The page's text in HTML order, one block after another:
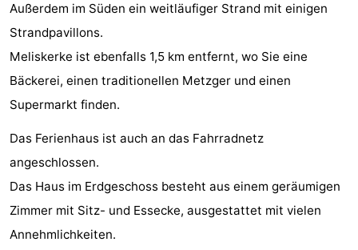
&
tun
-
Museen
-
Galerien
-
Kirchen
-
Leuchtturme
-
Aussichtspunkte
Attraktionen
Außerdem im Süden ein weitläufiger Strand mit einigen
Strandpavillons.
Meliskerke ist ebenfalls 1,5 km entfernt, wo Sie eine
Bäckerei, einen traditionellen Metzger und einen
Supermarkt finden.
Das Ferienhaus ist auch an das Fahrradnetz
angeschlossen.
Das Haus im Erdgeschoss besteht aus einem geräumigen
Zimmer mit Sitz- und Essecke, ausgestattet mit vielen
Annehmlichkeiten.